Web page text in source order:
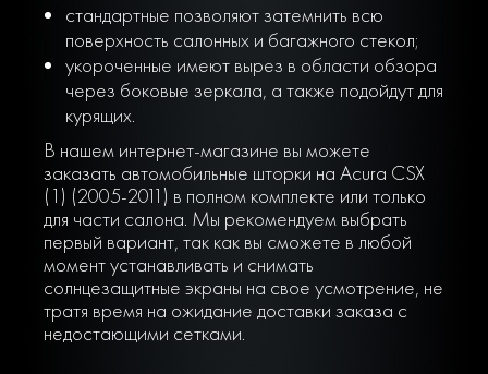
стандартные позволяют затемнить всю
поверхность салонных и багажного стекол;
укороченные имеют вырез в области обзора
через боковые зеркала, а также подойдут для
курящих.
В нашем интернет-магазине вы можете
заказать автомобильные шторки на Acura CSX
(1) (2005-2011) в полном комплекте или только
для части салона. Мы рекомендуем выбрать
первый вариант, так как вы сможете в любой
момент устанавливать и снимать
солнцезащитные экраны на свое усмотрение, не
тратя время на ожидание доставки заказа с
недостающими сетками.